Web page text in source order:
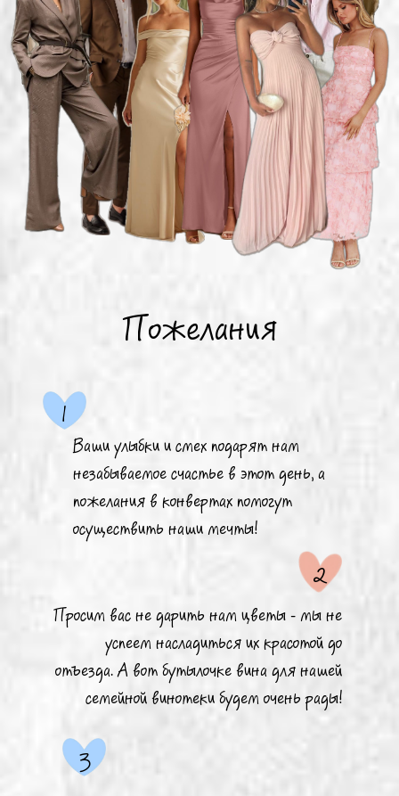
Пожелания
Просим вас не дарить нам цветы - мы не
успеем насладиться их красотой до
отъезда. А вот бутылочке вина для нашей
семейной винотеки будем очень рады!
Ваши улыбки и смех подарят нам
незабываемое счастье в этот день, а
пожелания в конвертах помогут
осуществить наши мечты!
1
3
2